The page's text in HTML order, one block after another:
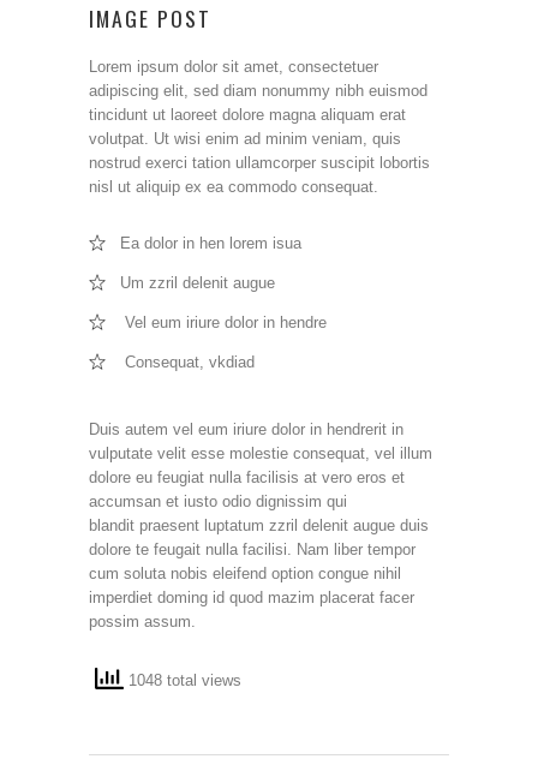
IMAGE POST
Lorem ipsum dolor sit amet, consectetuer
adipiscing elit, sed diam nonummy nibh euismod
tincidunt ut laoreet dolore magna aliquam erat
volutpat. Ut wisi enim ad minim veniam, quis
nostrud exerci tation ullamcorper suscipit lobortis
nisl ut aliquip ex ea commodo consequat.
Ea dolor in hen lorem isua
Um zzril delenit augue
Vel eum iriure dolor in hendre
Consequat, vkdiad
Duis autem vel eum iriure dolor in hendrerit in
vulputate velit esse molestie consequat, vel illum
dolore eu feugiat nulla facilisis at vero eros et
accumsan et iusto odio dignissim qui
blandit praesent luptatum zzril delenit augue duis
dolore te feugait nulla facilisi. Nam liber tempor
cum soluta nobis eleifend option congue nihil
imperdiet doming id quod mazim placerat facer
possim assum.
1048 total views